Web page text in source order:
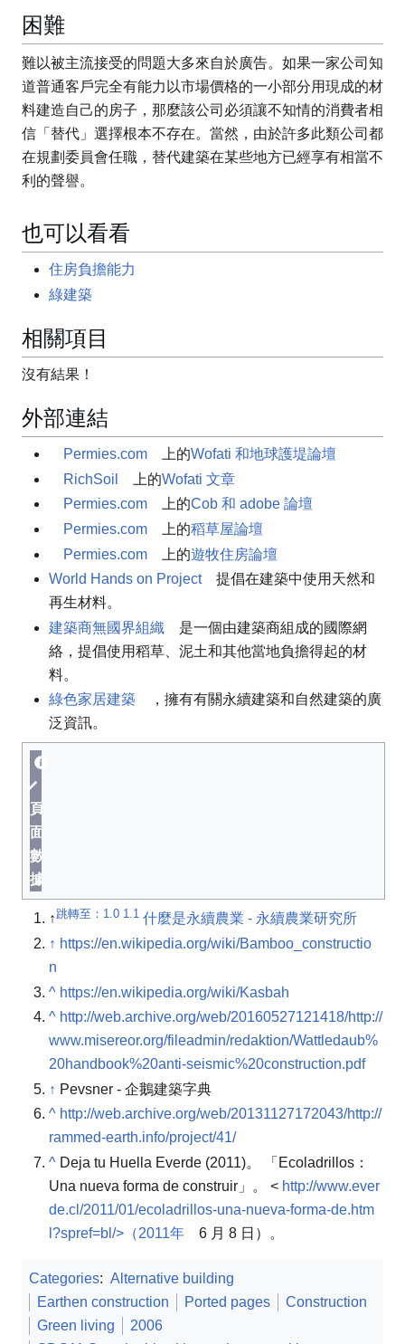
困難
難以被主流接受的問題大多來自於廣告。如果一家公司知
道普通客戶完全有能力以市場價格的一小部分用現成的材
料建造自己的房子，那麼該公司必須讓不知情的消費者相
信「替代」選擇根本不存在。當然，由於許多此類公司都
在規劃委員會任職，替代建築在某些地方已經享有相當不
利的聲譽。
也可以看看
住房負擔能力
綠建築
相關項目
沒有結果！
外部連結
Permies.com 上的Wofati 和地球護堤論壇
RichSoil
上的Wofati 文章
Permies.com
上的Cob 和 adobe 論壇
Permies.com
上的稻草屋論壇
Permies.com
上的遊牧住房論壇
World Hands on Project
提倡在建築中使用天然和
再生材料。
建築商無國界組織
是一個由建築商組成的國際網
絡，提倡使用稻草、泥土和其他當地負擔得起的材
料。
綠色家居建築
，擁有有關永續建築和自然建築的廣
泛資訊。
頁
面
數
據
↑跳轉至： 1.0 1.1 什麼是永續農業 - 永續農業研究所
↑ https://en.wikipedia.org/wiki/Bamboo_constructio
n
^ https://en.wikipedia.org/wiki/Kasbah
^ http://web.archive.org/web/20160527121418/http://
www.misereor.org/fileadmin/redaktion/Wattledaub%
20handbook%20anti-seismic%20construction.pdf
↑ Pevsner - 企鵝建築字典
^ http://web.archive.org/web/20131127172043/http://
rammed-earth.info/project/41/
^ Deja tu Huella Everde (2011)。 「Ecoladrillos：
Una nueva forma de construir」。 < http://www.ever
de.cl/2011/01/ecoladrillos-una-nueva-forma-de.htm
l?spref=bl/>（2011年
6 月 8 日）。
Categories: Alternative building
Earthen construction
Ported pages
Construction
Green living
2006